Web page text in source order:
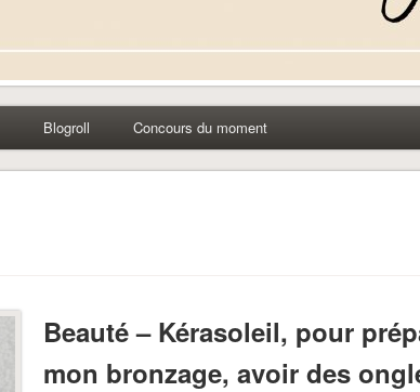
Blogroll Concours du moment
Beauté – Kérasoleil, pour
mon bronzage, avoir des